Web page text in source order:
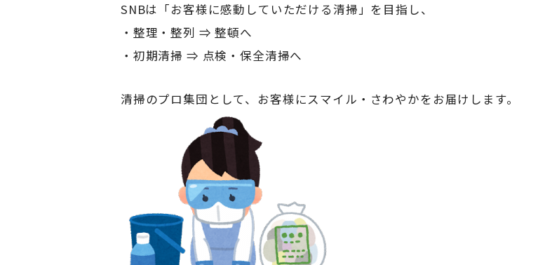
SNBは「お客様に感動していただける清掃」を目指し、
・整理・整列 ⇒ 整頓へ
・初期清掃 ⇒ 点検・保全清掃へ
清掃のプロ集団として、お客様にスマイル・さわやかをお届けします。